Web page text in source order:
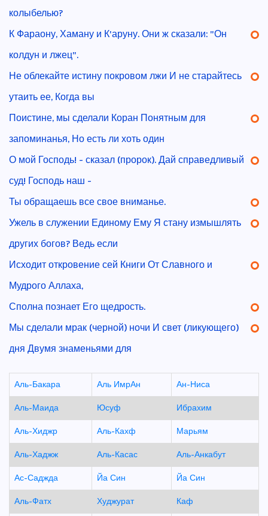
колыбелью?
К Фараону, Хаману и К'аруну. Они ж сказали: "Он
колдун и лжец".
Не облекайте истину покровом лжи И не старайтесь
утаить ее, Когда вы
Поистине, мы сделали Коран Понятным для
запоминанья, Но есть ли хоть один
О мой Господь! - сказал (пророк). Дай справедливый
суд! Господь наш -
Ты обращаешь все свое вниманье.
Ужель в служении Единому Ему Я стану измышлять
других богов? Ведь если
Исходит откровение сей Книги От Славного и
Мудрого Аллаха,
Сполна познает Его щедрость.
Мы сделали мрак (черной) ночи И свет (ликующего)
дня Двумя знаменьями для
Аль-Бакара Аль ИмрАн
Ан-Ниса
Аль-Маида
Юсуф
Ибрахим
Аль-Хиджр
Аль-Кахф
Марьям
Аль-Хаджж
Аль-Касас
Аль-Анкабут
Ас-Саджда
Йа Син
Йа Син
Аль-Фатх
Худжурат
Каф